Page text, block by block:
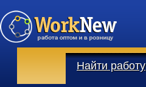
Найти работу